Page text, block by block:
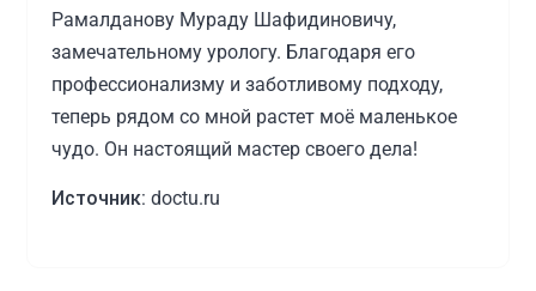
Рамалданову Мураду Шафидиновичу,
замечательному урологу. Благодаря его
профессионализму и заботливому подходу,
теперь рядом со мной растет моё маленькое
чудо. Он настоящий мастер своего дела!
Источник: doctu.ru